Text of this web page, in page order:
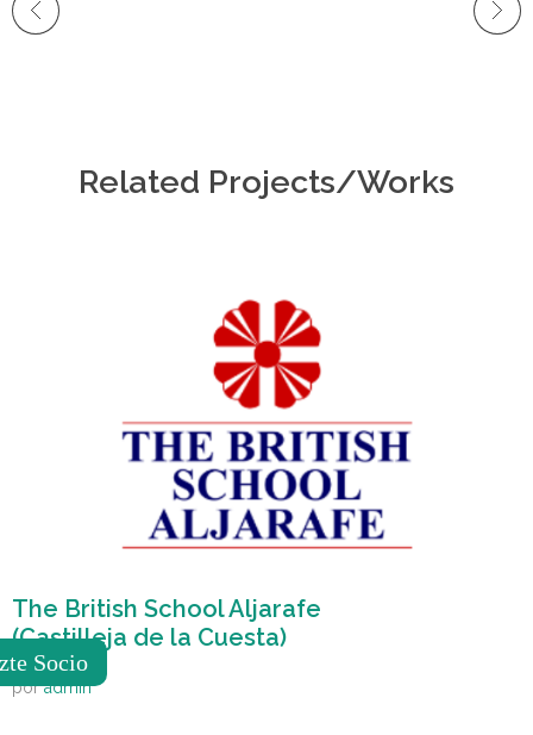
Related Projects/Works
The British School Aljarafe
(Castilleja de la Cuesta)
por admin
Socio